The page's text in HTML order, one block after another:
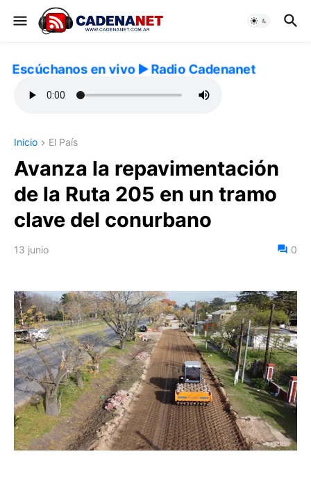
Escúchanos en vivo ▶️ Radio Cadenanet
Inicio El País
Avanza la repavimentación
de la Ruta 205 en un tramo
clave del conurbano
13 junio 0